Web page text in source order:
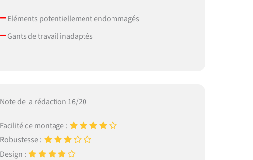
–Eléments potentiellement endommagés
–Gants de travail inadaptés
Note de la rédaction 16/20
Facilité de montage :
Robustesse :
Design :